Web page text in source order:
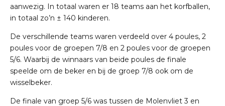
aanwezig. In totaal waren er 18 teams aan het korfballen,
in totaal zo’n ± 140 kinderen.
De verschillende teams waren verdeeld over 4 poules, 2
poules voor de groepen 7/8 en 2 poules voor de groepen
5/6. Waarbij de winnaars van beide poules de finale
speelde om de beker en bij de groep 7/8 ook om de
wisselbeker.
De finale van groep 5/6 was tussen de Molenvliet 3 en